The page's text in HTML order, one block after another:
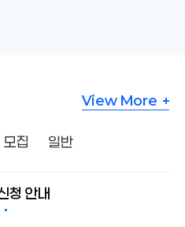
View More
모집
일반
청 안내